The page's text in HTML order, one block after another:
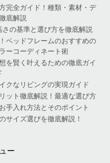
完全ガイド！種類・素材・デ
底解説
の基準と選び方を徹底解説
ベッドフレームのおすすめの
ーコーディネート術
を賢く叶えるための徹底ガイ
クなリビングの実現ガイド
ット徹底解説！最適な選び方
手入れ方法とそのポイント
サイズ選びを徹底解説！
ー